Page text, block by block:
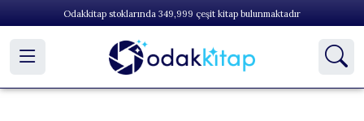
Odakkitap stoklarında 349,999 çeşit kitap bulunmaktadır